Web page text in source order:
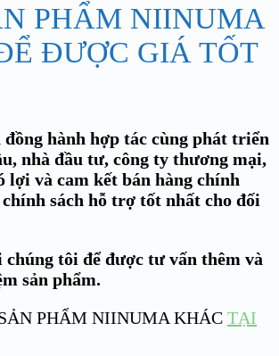
PHẨM NIINUMA
ĐƯỢC GIÁ TỐT
hành hợp tác cùng phát triển
nhà đầu tư, công ty thương mại,
lợi và cam kết bán hàng chính
sách hỗ trợ tốt nhất cho đối
tôi để được tư vấn thêm và
sản phẩm.
PHẨM NIINUMA KHÁC TẠI